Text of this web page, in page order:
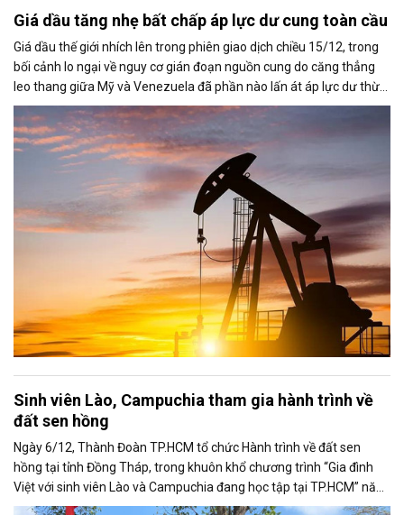
Giá dầu tăng nhẹ bất chấp áp lực dư cung toàn cầu
Giá dầu thế giới nhích lên trong phiên giao dịch chiều 15/12, trong
bối cảnh lo ngại về nguy cơ gián đoạn nguồn cung do căng thẳng
leo thang giữa Mỹ và Venezuela đã phần nào lấn át áp lực dư thừa
nguồn cung đang bao trùm thị trường. Cùng với đó, giới đầu tư tiếp
tục theo dõi sát diễn biến liên quan đến khả năng đạt được một
thỏa thuận hòa bình giữa Nga và Ukraine.
Sinh viên Lào, Campuchia tham gia hành trình về
đất sen hồng
Ngày 6/12, Thành Đoàn TP.HCM tổ chức Hành trình về đất sen
hồng tại tỉnh Đồng Tháp, trong khuôn khổ chương trình “Gia đình
Việt với sinh viên Lào và Campuchia đang học tập tại TP.HCM” năm
2025.